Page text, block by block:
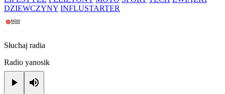
DZIEWCZYNY INFLUSTARTER
Słuchaj radia
Radio yanosik
Play